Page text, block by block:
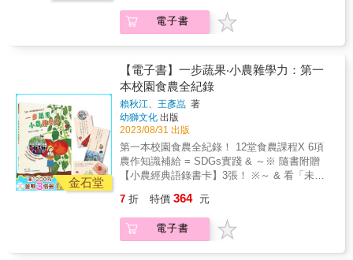
尾科大語言中心教授／「文科教授跨域國文學
習筆記」粉絲頁） 尚瑞君（暢銷作家／講師）
在，一不小心，也造成孩子的「學習創傷」。
唯有父母能先覺察自己的內在焦慮，試著安頓
自己的心，才能真正靠近孩子，陪孩子好好走
這段路。 ●蔡淇華（臺中市立惠文高級中學教
師）（摘自本書推薦序）： 懇請關心臺灣教育
與未來的朋友們翻開這本書，一起好好思考，
臺灣社會及家庭的價值觀是否已扭曲變形？分
數值得拿親子關係去換嗎？逼孩子一直
「贏」，但「贏」的盡頭到底在哪裡？或許當
我們開始閱讀這本書，因此願意改變沉痾的教
育現狀，我們才能慢慢看見孩子幸福的未來。
專家推薦（依姓氏筆劃順序排列）： ●專序推
薦： 蔡宜芳（諮商心理師） 蔡淇華（臺中市立
惠文高級中學教師） ●聯合推薦： 王文仁（虎
尾科大語言中心教授／「文科教授跨域國文學
習筆記」粉絲頁） 尚瑞君（暢銷作家／講師）
師長的期待強押在孩子身上，不去關注孩子自
身的天性與慾望，孩子將難以正常成長。 一個
人天生的性格取向不太會改變，大人們所能
做，只有透過孩子的每一滴眼淚、每一個怒
吼，去引導和理解孩子所遭遇的困境，幫助孩
子依照所需調整及建立他對自身的自我認同
&mdash;&mdash;如此一來，孩子才能健康地
成長。 && & ◤ 正視天賦與慾望，打造「不」
養育聽話乖小孩的世界 無視孩子的慾望，會讓
他逐漸成為「隱藏內心想法且被動」的孩子。
這樣的孩子為了被稱讚是「好小孩」，不斷看
著他人臉色度日，未來很可能會變成壓抑且沒
納、與生俱來性向受到尊重，孩子才有辦法體
悟屬於自己的自我認同，並學會以健康的方式
展現自我，養成無懼失敗的自尊，長成獨當一
學溝通的經驗和結論，有建立團隊的方式、建
立計畫表、做正確事情的心法等。 & 我以第一
我的事情，這些故事分享給學生後得到非常好
的回饋。 & 最後放上一句我常在課堂上提醒的
話：「如果你不滿意你現在的生活，一天改變
它一點點，一段時間回過頭來看就會有很多不
同。」做自己從來都不是自私，要求別人照著
自己的意思做，才是自私。 & 期待你為自己的
人生給出全部，你的人生值得最棒的生活體
驗。 & 【良師義有】的叮嚀 ➢如果熱情能在舞
台上被看到，它就值得閃耀。 ➢不要崇拜偶
像，做自己的偶像。 ➢追求夢想的道路從來都
補牢終得補上，因為還得養羊。 ➢從來都不是
成為領袖之後，就能贏得所有人的認同跟認
可；是具有大部分人認同跟認可的人，才能成
你。 ＊獻給所有在第一線努力的老師們 ＊獻給
所有夥伴、家長，以及想為自己創造更好未來
的孩子們 教育從不簡單，但你並不孤單，讓我
們心中共同想要的樣子！ Change for the
Better Me! & &ldquo; 如果你想要在你生命中看
到奇蹟，你就要成為那個奇蹟 &bdquo; &ldquo;
如果熱情能在舞台上被看到，它就值得閃耀
&bdquo; & 這本書是送給每個付出過熱血青春
的夥伴 也許是為期一年考試的夥伴（不管是會
考還是學測，學生、家長、老師都是我們的夥
伴），又或是任何一年期的競賽、表演等，這
學溝通的經驗和結論，有建立團隊的方式、建
立計畫表、做正確事情的心法等。 & 我以第一
人稱書寫，總共有50個故事，有些是我親身經
為常純粹教導者的角色後，自己也會在這種教
育現場不斷的成長，不斷的察覺過去不曾了解
璞歸真」吧！ ──小野（TMS 創校校長、紙風
車文教基金會董事長、作家） 如玲老師就是一
位單純的師者，天不怕地不怕的勇者，為了教
育向前衝&hellip;&hellip;我從她的書中，看到師
者的光輝與智慧。 ──陳勇延（國立中興大學附
屬高級中學校長） 小野（TMS 創校校長、紙風
車文教基金會董事長、作家） 陳勇延 （國立中
興大學附屬高級中學校長） 專文推薦 王郁菁
屏東縣立大同高中校長 丘美珍 品學堂文化長
洪旭亮 教育噗浪客共同創辦人 張仲凱 臺中市
黃偉立 臺中市立文華高中校長 劉安婷 為台灣
而教 創辦人暨董事長 歐陽立中 「Life不下課」
主持人 蔡宜芳 諮商心理師 蔡美瑤 台東縣教育
電子書
金石堂
【電子書】一步蔬果‧小農雜學力：第一
本校園食農全紀錄
賴秋江、王彥嵓 著
幼獅文化 出版
2023/08/31 出版
第一本校園食農全紀錄！ 12堂食農課程X 6項
農作知識補給 = SDGs實踐 & ～※ 隨書附贈
【小農經典語錄書卡】3張！ ※～ & 看「未來
玩轉食農教育！ & 看藝術貢獻獎得主-- 王彥嵓
校長， 如何推動全校性食農教育！ & 種植 採
收 環保 創客 烹調 設計 行銷 理財 寫作 公益
7 折 特價 364 元
電子書